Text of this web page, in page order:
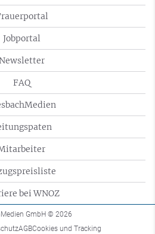
Jobportal
FAQ
bei WNOZ
GmbH © 2026
AGBCookies und Tracking